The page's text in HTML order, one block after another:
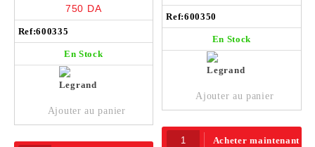
750 DA
Ref:600335
En Stock
Ajouter au panier
Ref:600350
En Stock
Ajouter au panier
Acheter maintenant